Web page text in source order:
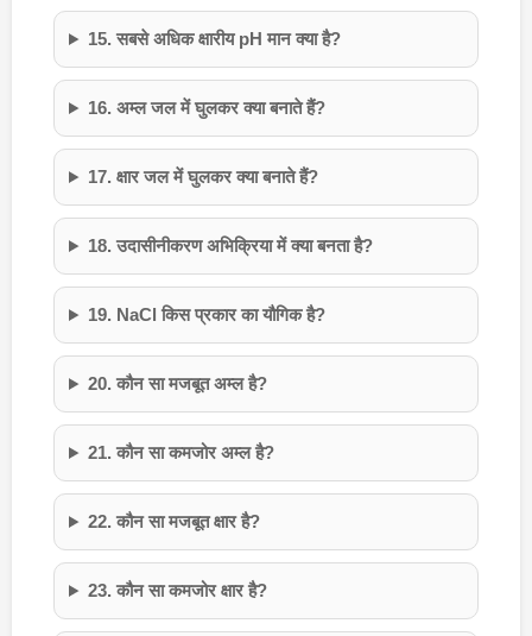
15. सबसे अधिक क्षारीय pH मान क्या है?
16. अम्ल जल में घुलकर क्या बनाते हैं?
17. क्षार जल में घुलकर क्या बनाते हैं?
18. उदासीनीकरण अभिक्रिया में क्या बनता है?
19. NaCl किस प्रकार का यौगिक है?
20. कौन सा मजबूत अम्ल है?
21. कौन सा कमजोर अम्ल है?
22. कौन सा मजबूत क्षार है?
23. कौन सा कमजोर क्षार है?